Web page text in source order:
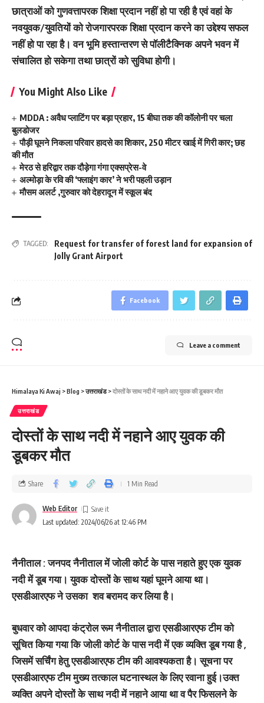
छात्राओं को गुणवत्तापरक शिक्षा प्रदान नहीं हो पा रही है एवं वहां के
नवयुवक/युवतियों को रोजगारपरक शिक्षा प्रदान करने का उद्देश्य सफल
नहीं हो पा रहा है। वन भूमि हस्तान्तरण से पॉलीटैक्निक अपने भवन में
संचालित हो सकेगा तथा छात्रों को सुविधा होगी।
You Might Also Like
MDDA : अवैध प्लाटिंग पर बड़ा प्रहार, 15 बीघा तक की कॉलोनी पर चला
बुलडोजर
पौड़ी घूमने निकला परिवार हादसे का शिकार, 250 मीटर खाई में गिरी कार; छह
की मौत
मेरठ से हरिद्वार तक दौड़ेगा गंगा एक्सप्रेस-वे
अल्मोड़ा के रवि की ‘फ्लाइंग कार’ ने भरी पहली उड़ान
मौसम अलर्ट ,गुरुवार को देहरादून में स्कूल बंद
TAGGED:
Request for transfer of forest land for expansion of
Jolly Grant Airport
Facebook
Leave a comment
Himalaya Ki Awaj >Blog >उत्तराखंड>दोस्‍तों के साथ नदी में नहाने आए युवक की डूबकर मौत
उत्तराखंड
दोस्‍तों के साथ नदी में नहाने आए युवक की
डूबकर मौत
Last updated: 2024/06/26 at 12:46 PM
Web Editor
Share 1 Min Read
नैनीताल : जनपद नैनीताल में जोली कोर्ट के पास नहाते हुए एक युवक
नदी में डूब गया। युवक दोस्‍तों के साथ यहां घूमने आया था।
एसडीआरएफ ने उसका शव बरामद कर लिया है।
बुधवार को आपदा कंट्रोल रूम नैनीताल द्वारा एसडीआरएफ टीम को
सूचित किया गया कि जोली कोर्ट के पास नदी में एक व्यक्ति डूब गया है ,
जिसमें सर्चिंग हेतु एसडीआरएफ टीम की आवश्यकता है। सूचना पर
एसडीआरएफ टीम मुख्य तत्काल घटनास्थल के लिए रवाना हुई।उक्त
व्यक्ति अपने दोस्तों के साथ नदी में नहाने आया था व पैर फिसलने के